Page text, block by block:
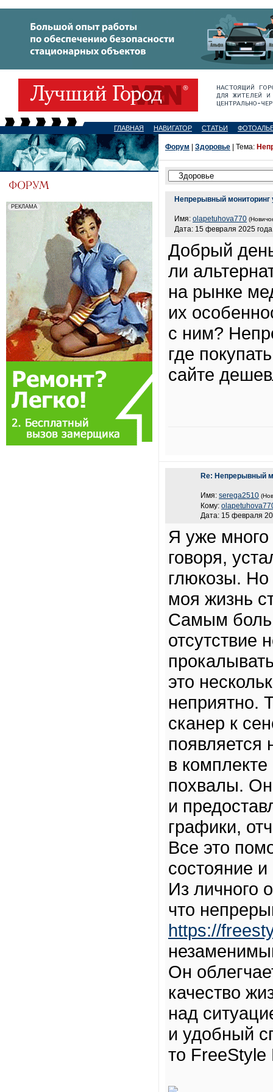
ГЛАВНАЯ НАВИГАТОР СТАТЬИ
Форум Здоровье | Тема:
Непрерывный мониторинг
Имя: olapetuhova770
Дата: 15 февраля 2025
Добрый
ли
на рынке
их
с ним?
где
сайте
Re: Непрерывный
Имя: serega2510
Кому:
Дата: 15 февраля
Я уже много
говоря,
глюкозы.
моя жизнь
Самым
отсутствие
это
неприятно.
сканер к
появляется
в
похвалы.
и
графики,
Все это
состояние
Из личного
что
https://
Он
качество
над
и удобный
то